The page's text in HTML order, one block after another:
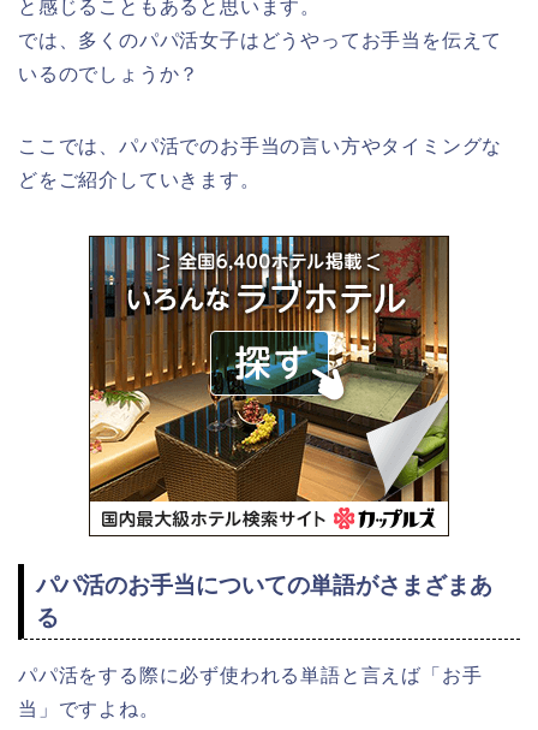
と感じることもあると思います。
では、多くのパパ活女子はどうやってお手当を伝えて
いるのでしょうか？
ここでは、パパ活でのお手当の言い方やタイミングな
どをご紹介していきます。
パパ活のお手当についての単語がさまざまあ
る
パパ活をする際に必ず使われる単語と言えば「お手
当」ですよね。